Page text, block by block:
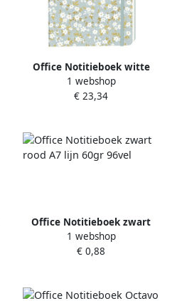
Office Notitieboek witte
bloemen A5 lijn 92 pagina's
softcover grijs
1 webshop
€ 23,34
Office Notitieboek zwart
rood A7 lijn 60gr 96vel
1 webshop
€ 0,88